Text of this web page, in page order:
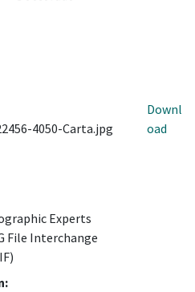
4050-Carta.jpg
Experts
File Interchange
Downl
oad